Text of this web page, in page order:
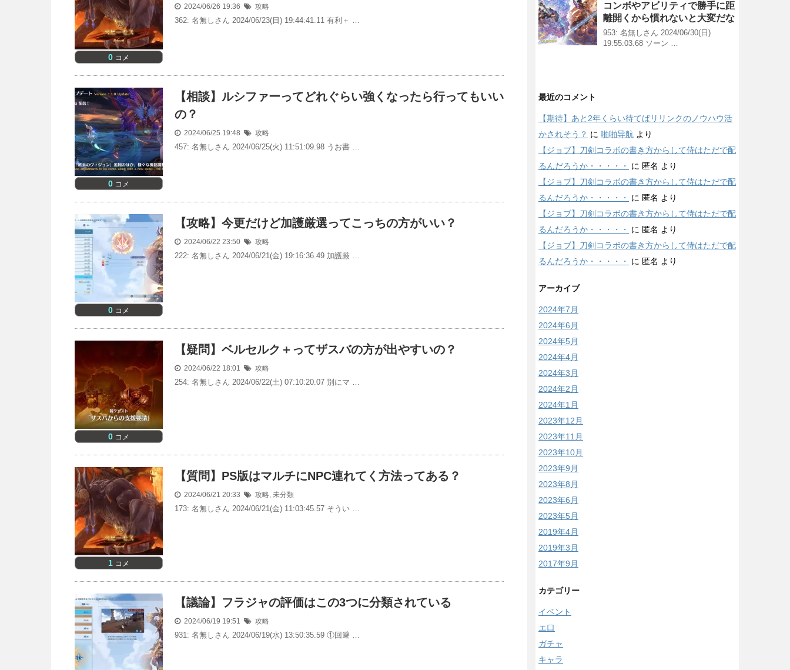
0 コメ
2024/06/26 19:36 攻略
362: 名無しさん 2024/06/23(日) 19:44:41.11 有利＋ …
0 コメ
【相談】ルシファーってどれぐらい強くなったら行ってもいい
の？
2024/06/25 19:48 攻略
457: 名無しさん 2024/06/25(火) 11:51:09.98 うお書 …
0 コメ
【攻略】今更だけど加護厳選ってこっちの方がいい？
2024/06/22 23:50 攻略
222: 名無しさん 2024/06/21(金) 19:16:36.49 加護厳 …
0 コメ
【疑問】ベルセルク＋ってザスバの方が出やすいの？
2024/06/22 18:01 攻略
254: 名無しさん 2024/06/22(土) 07:10:20.07 別にマ …
1 コメ
【質問】PS版はマルチにNPC連れてく方法ってある？
2024/06/21 20:33 攻略, 未分類
173: 名無しさん 2024/06/21(金) 11:03:45.57 そうい …
【議論】フラジャの評価はこの3つに分類されている
2024/06/19 19:51 攻略
931: 名無しさん 2024/06/19(水) 13:50:35.59 ①回避 …
コンボやアビリティで勝手に距
離開くから慣れないと大変だな
953: 名無しさん 2024/06/30(日)
19:55:03.68 ソーン …
最近のコメント
【期待】あと2年くらい待てばリリンクのノウハウ活
かされそう？ に 啪啪导航 より
【ジョブ】刀剣コラボの書き方からして侍はただで配
るんだろうか・・・・・
に 匿名 より
【ジョブ】刀剣コラボの書き方からして侍はただで配
るんだろうか・・・・・
に 匿名 より
【ジョブ】刀剣コラボの書き方からして侍はただで配
るんだろうか・・・・・
に 匿名 より
【ジョブ】刀剣コラボの書き方からして侍はただで配
るんだろうか・・・・・
に 匿名 より
アーカイブ
2024年7月
2024年6月
2024年5月
2024年4月
2024年3月
2024年2月
2024年1月
2023年12月
2023年11月
2023年10月
2023年9月
2023年8月
2023年6月
2023年5月
2019年4月
2019年3月
2017年9月
カテゴリー
イベント
エ口
ガチャ
キャラ